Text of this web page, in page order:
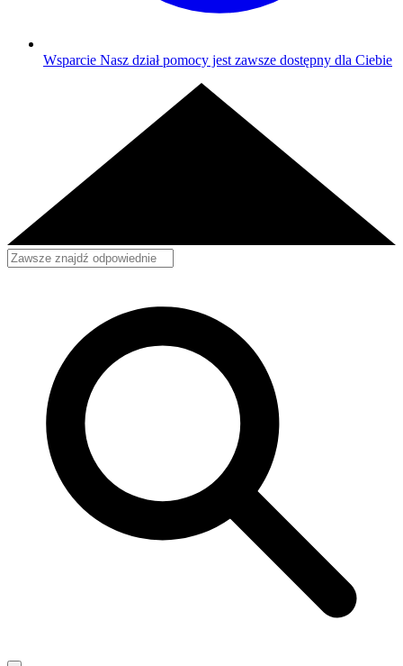
Wsparcie Nasz dział pomocy jest zawsze dostępny dla Ciebie